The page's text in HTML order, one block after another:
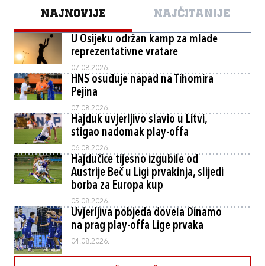
NAJNOVIJE NAJČITANIJE
U Osijeku održan kamp za mlade
reprezentativne vratare
07.08.2026.
HNS osuđuje napad na Tihomira
Pejina
07.08.2026.
Hajduk uvjerljivo slavio u Litvi,
stigao nadomak play-offa
06.08.2026.
Hajdučice tijesno izgubile od
Austrije Beč u Ligi prvakinja, slijedi
borba za Europa kup
05.08.2026.
Uvjerljiva pobjeda dovela Dinamo
na prag play-offa Lige prvaka
04.08.2026.